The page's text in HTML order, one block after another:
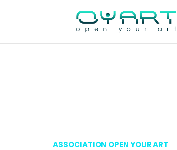
ASSOCIATION OPEN YOUR ART